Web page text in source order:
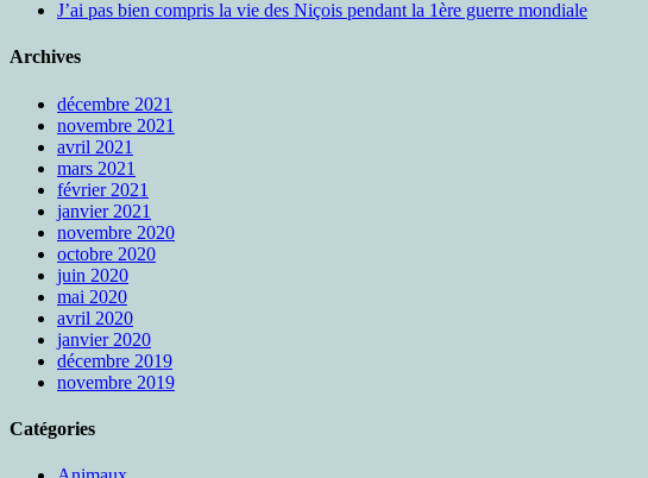
J’ai pas bien compris la vie des Niçois pendant la 1ère guerre mondiale
Archives
décembre 2021
novembre 2021
avril 2021
mars 2021
février 2021
janvier 2021
novembre 2020
octobre 2020
juin 2020
mai 2020
avril 2020
janvier 2020
décembre 2019
novembre 2019
Catégories